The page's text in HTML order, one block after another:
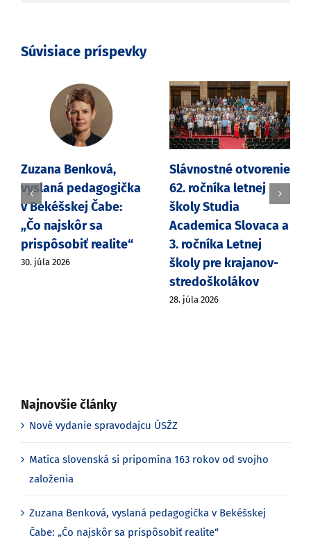
Súvisiace príspevky
Zuzana Benková,
vyslaná pedagogička
v Bekéšskej Čabe:
„Čo najskôr sa
prispôsobiť realite“
30. júla 2026
Slávnostné otvorenie
62. ročníka letnej
školy Studia
Academica Slovaca a
3. ročníka Letnej
školy pre krajanov-
stredoškolákov
28. júla 2026
Najnovšie články
Nové vydanie spravodajcu ÚSŽZ
Matica slovenská si pripomína 163 rokov od svojho
založenia
Zuzana Benková, vyslaná pedagogička v Bekéšskej
Čabe: „Čo najskôr sa prispôsobiť realite“